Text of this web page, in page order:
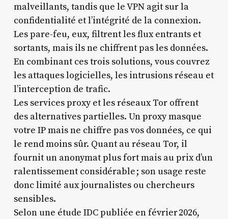
malveillants, tandis que le VPN agit sur la
confidentialité et l’intégrité de la connexion.
Les pare-feu, eux, filtrent les flux entrants et
sortants, mais ils ne chiffrent pas les données.
En combinant ces trois solutions, vous couvrez
les attaques logicielles, les intrusions réseau et
l’interception de trafic.
Les services proxy et les réseaux Tor offrent
des alternatives partielles. Un proxy masque
votre IP mais ne chiffre pas vos données, ce qui
le rend moins sûr. Quant au réseau Tor, il
fournit un anonymat plus fort mais au prix d’un
ralentissement considérable ; son usage reste
donc limité aux journalistes ou chercheurs
sensibles.
Selon une étude IDC publiée en février 2026,